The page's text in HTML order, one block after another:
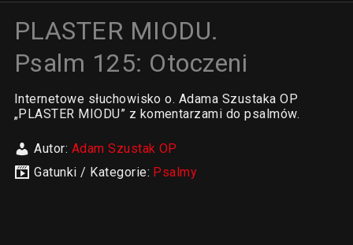
PLASTER MIODU.
Psalm 125: Otoczeni
Internetowe słuchowisko o. Adama Szustaka OP
„PLASTER MIODU” z komentarzami do psalmów.
Autor: Adam Szustak OP
Gatunki / Kategorie: Psalmy